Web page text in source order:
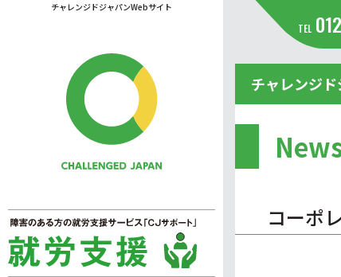
チャレンジドジャパンWebサイト
TEL
チャレンジ
コーポ